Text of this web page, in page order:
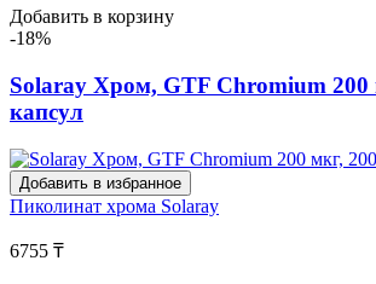
Добавить в корзину
-18%
Solaray Хром, GTF Chromium 200
капсул
Добавить в избранное
Пиколинат хрома Solaray
6755 ₸